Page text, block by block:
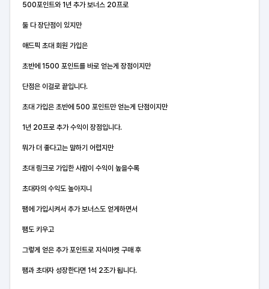
500포인트와 1년 추가 보너스 20프로
둘 다 장단점이 있지만
애드픽 초대 회원 가입은
초반에 1500 포인트를 바로 얻는게 장점이지만
단점은 이걸로 끝입니다.
초대 가입은 초반에 500 포인트만 얻는게 단점이지만
1년 20프로 추가 수익이 장점입니다.
뭐가 더 좋다고는 말하기 어렵지만
초대 링크로 가입한 사람이 수익이 높을수록
초대자의 수익도 높아지니
팸에 가입시켜서 추가 보너스도 얻게하면서
팸도 키우고
그렇게 얻은 추가 포인트로 지식마켓 구매 후
팸과 초대자 성장한다면 1석 2조가 됩니다.